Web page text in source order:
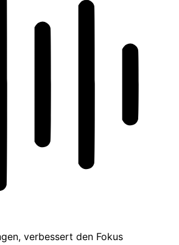
verbessert den Fokus